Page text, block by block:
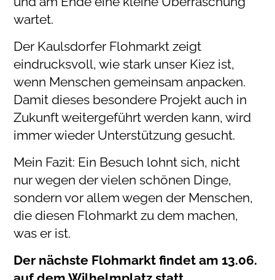
wartet.
Der Kaulsdorfer Flohmarkt zeigt
eindrucksvoll, wie stark unser Kiez ist,
wenn Menschen gemeinsam anpacken.
Damit dieses besondere Projekt auch in
Zukunft weitergeführt werden kann, wird
immer wieder Unterstützung gesucht.
Mein Fazit: Ein Besuch lohnt sich, nicht
nur wegen der vielen schönen Dinge,
sondern vor allem wegen der Menschen,
die diesen Flohmarkt zu dem machen,
was er ist.
Der nächste Flohmarkt findet am 13.06.